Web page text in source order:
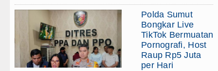
Polda Sumut
Bongkar Live
TikTok Bermuatan
Pornografi, Host
Raup Rp5 Juta
per Hari